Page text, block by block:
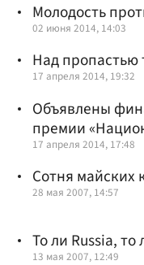
Молодость
02 июня 2014, 14:03
Над пропастью
17 апреля 2014, 19:32
Объявлены
премии
17 апреля 2014, 17:48
Сотня майских
28 мая 2007, 14:57
То ли Russia, то
13 мая 2007, 12:49